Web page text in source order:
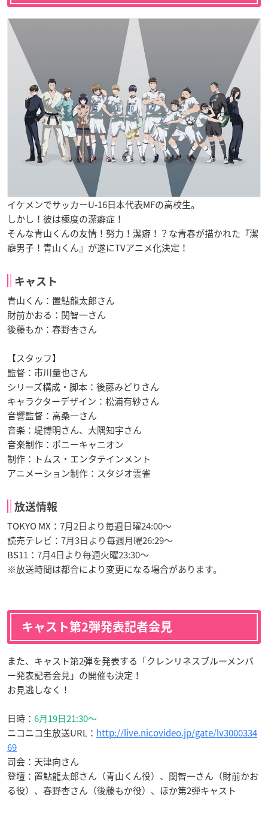
イケメンでサッカーU-16日本代表MFの高校生。
しかし！彼は極度の潔癖症！
そんな青山くんの友情！努力！潔癖！？な青春が描かれた『潔
癖男子！青山くん』が遂にTVアニメ化決定！
キャスト
青山くん：置鮎龍太郎さん
財前かおる：関智一さん
後藤もか：春野杏さん
【スタッフ】
監督：市川量也さん
シリーズ構成・脚本：後藤みどりさん
キャラクターデザイン：松浦有紗さん
音響監督：高桑一さん
音楽：堤博明さん、大隅知宇さん
音楽制作：ポニーキャニオン
制作：トムス・エンタテインメント
アニメーション制作：スタジオ雲雀
放送情報
TOKYO MX： 7月2日より毎週日曜24:00～
読売テレビ： 7月3日より毎週月曜26:29～
BS11： 7月4日より毎週火曜23:30～
※放送時間は都合により変更になる場合があります。
キャスト第2弾発表記者会見
また、キャスト第2弾を発表する「クレンリネスブルーメンバ
ー発表記者会見」の開催も決定！
お見逃しなく！
日時： 6月19日21:30～
ニコニコ生放送URL： http://live.nicovideo.jp/gate/lv3000334
69
司会：天津向さん
登壇：置鮎龍太郎さん（青山くん役）、関智一さん（財前かお
る役）、春野杏さん（後藤もか役）、ほか第2弾キャスト